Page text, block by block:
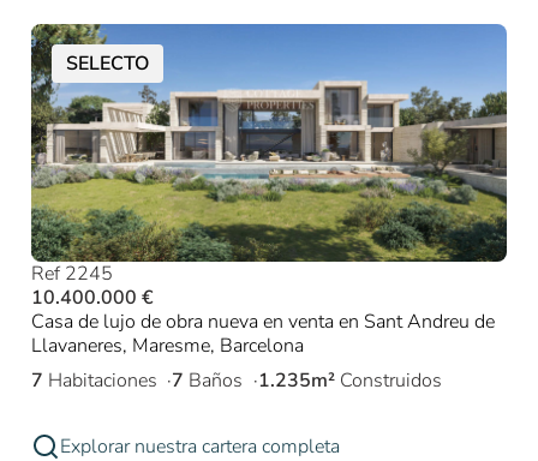
SELECTO
Ref 2245
10.400.000 €
Casa de lujo de obra nueva en venta en Sant Andreu de
Llavaneres, Maresme, Barcelona
7 Habitaciones 7 Baños 1.235m² Construidos
Explorar nuestra cartera completa